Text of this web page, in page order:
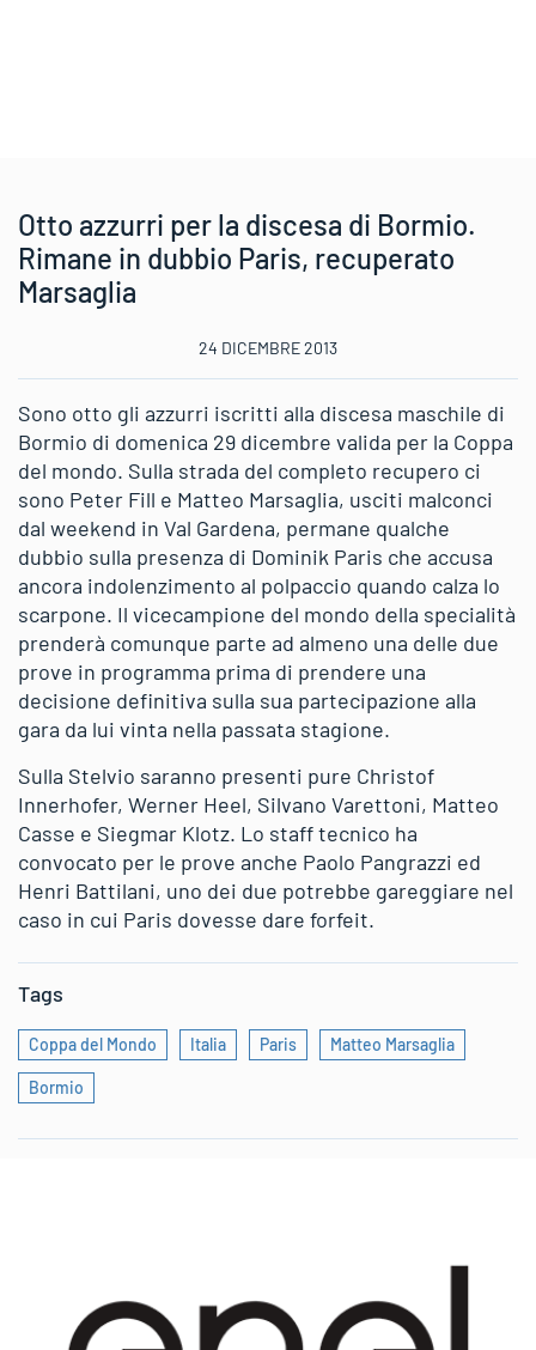
Otto azzurri per la discesa di Bormio.
Rimane in dubbio Paris, recuperato
Marsaglia
24 DICEMBRE 2013
Sono otto gli azzurri iscritti alla discesa maschile di
Bormio di domenica 29 dicembre valida per la Coppa
del mondo. Sulla strada del completo recupero ci
sono Peter Fill e Matteo Marsaglia, usciti malconci
dal weekend in Val Gardena, permane qualche
dubbio sulla presenza di Dominik Paris che accusa
ancora indolenzimento al polpaccio quando calza lo
scarpone. Il vicecampione del mondo della specialità
prenderà comunque parte ad almeno una delle due
prove in programma prima di prendere una
decisione definitiva sulla sua partecipazione alla
gara da lui vinta nella passata stagione.
Sulla Stelvio saranno presenti pure Christof
Innerhofer, Werner Heel, Silvano Varettoni, Matteo
Casse e Siegmar Klotz. Lo staff tecnico ha
convocato per le prove anche Paolo Pangrazzi ed
Henri Battilani, uno dei due potrebbe gareggiare nel
caso in cui Paris dovesse dare forfeit.
Tags
Coppa del Mondo Italia Paris Matteo Marsaglia
Bormio